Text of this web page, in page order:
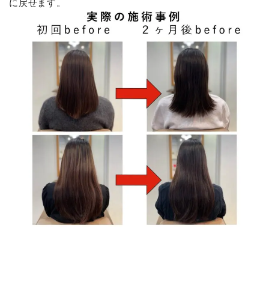
に戻せます。